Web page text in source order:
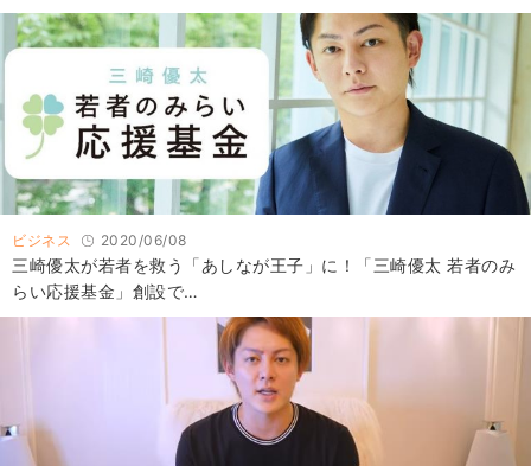
ビジネス 2020/06/08
三崎優太が若者を救う「あしなが王子」に！「三崎優太 若者のみ
らい応援基金」創設で…